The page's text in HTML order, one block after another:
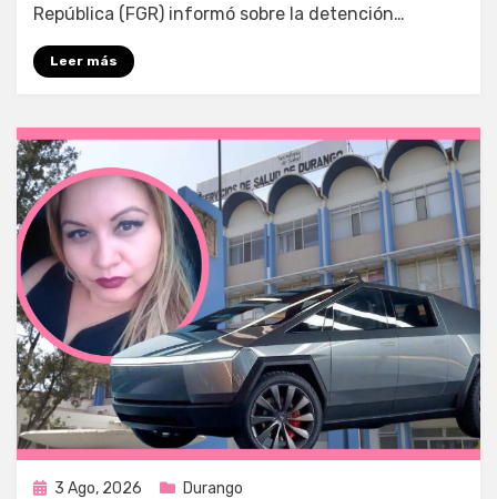
República (FGR) informó sobre la detención…
Leer más
Publicada
3 Ago, 2026 Durango